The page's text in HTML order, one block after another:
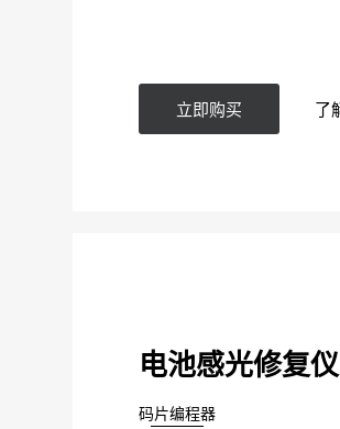
立即购买 了
电池感光修复仪
码片编程器